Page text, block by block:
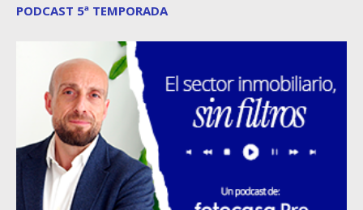
PODCAST 5ª TEMPORADA